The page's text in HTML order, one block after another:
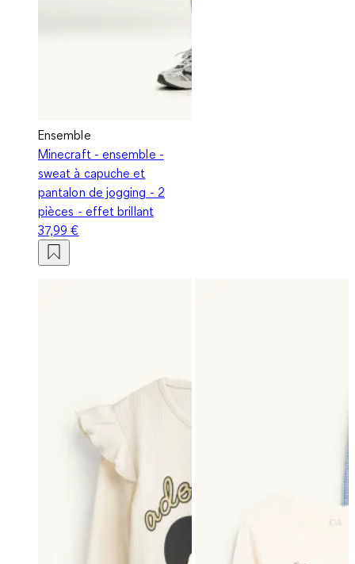
Ensemble
Minecraft - ensemble -
sweat à capuche et
pantalon de jogging - 2
pièces - effet brillant
37,99 €